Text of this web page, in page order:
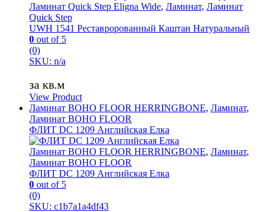
Ламинат Quick Step Eligna Wide, Ламинат, Ламинат
Quick Step
UWH 1541 Реставророванный Каштан Натуральный
0 out of 5
(0)
SKU: n/a
за кв.м
View Product
Ламинат BOHO FLOOR HERRINGBONE, Ламинат,
Ламинат BOHO FLOOR
ФЛИТ DC 1209 Английская Елка
Ламинат BOHO FLOOR HERRINGBONE, Ламинат,
Ламинат BOHO FLOOR
ФЛИТ DC 1209 Английская Елка
0 out of 5
(0)
SKU: c1b7a1a4df43